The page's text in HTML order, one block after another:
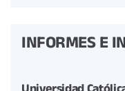
INFORMES E